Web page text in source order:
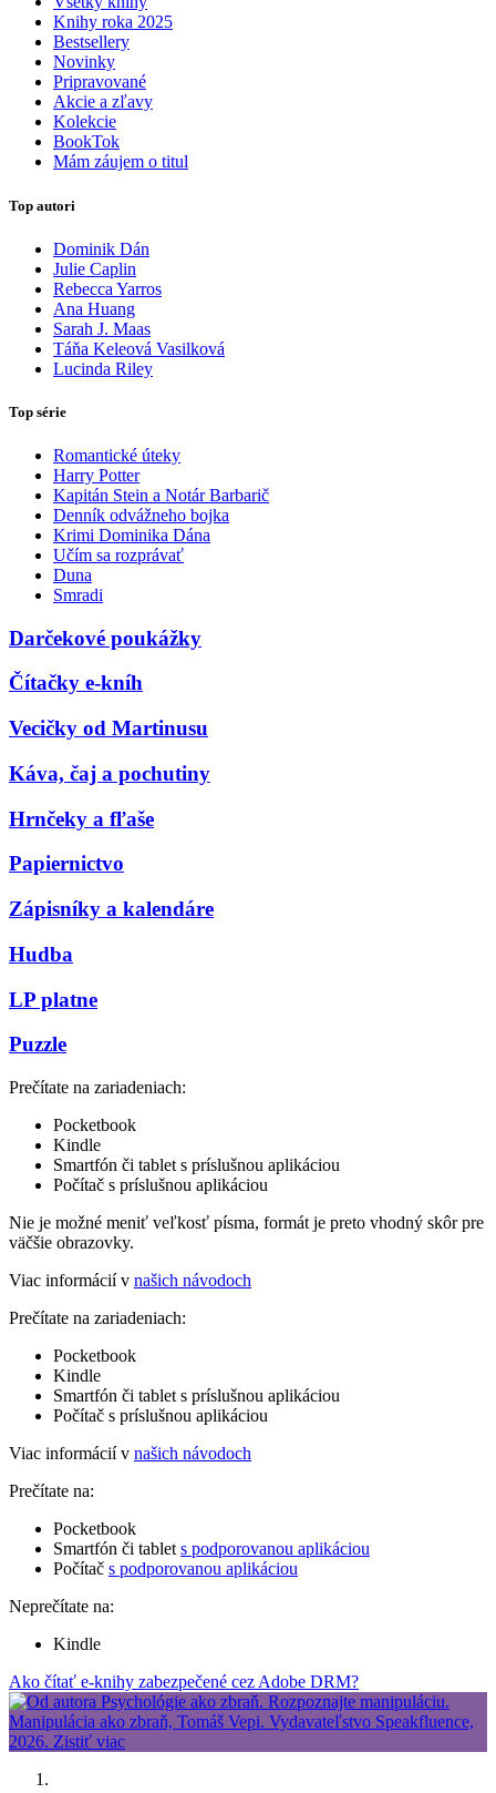
Knihy roka 2025
Bestsellery
Novinky
Pripravované
Akcie a zľavy
Kolekcie
BookTok
Mám záujem o titul
Top autori
Dominik Dán
Julie Caplin
Rebecca Yarros
Ana Huang
Sarah J. Maas
Táňa Keleová Vasilková
Lucinda Riley
Top série
Romantické úteky
Harry Potter
Kapitán Stein a Notár Barbarič
Denník odvážneho bojka
Krimi Dominika Dána
Učím sa rozprávať
Duna
Smradi
Darčekové poukážky
Čítačky e-kníh
Vecičky od Martinusu
Káva, čaj a pochutiny
Hrnčeky a fľaše
Papiernictvo
Zápisníky a kalendáre
Hudba
LP platne
Puzzle
Prečítate na zariadeniach:
Pocketbook
Kindle
Smartfón či tablet s príslušnou aplikáciou
Počítač s príslušnou aplikáciou
Nie je možné meniť veľkosť písma, formát je preto vhodný skôr pre
väčšie obrazovky.
Viac informácií v našich návodoch
Prečítate na zariadeniach:
Pocketbook
Kindle
Smartfón či tablet s príslušnou aplikáciou
Počítač s príslušnou aplikáciou
Viac informácií v našich návodoch
Prečítate na:
Pocketbook
Smartfón či tablet s podporovanou aplikáciou
Počítač s podporovanou aplikáciou
Neprečítate na:
Kindle
Ako čítať e-knihy zabezpečené cez Adobe DRM?